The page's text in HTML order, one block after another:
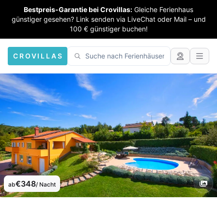
Bestpreis-Garantie bei Crovillas: Gleiche Ferienhaus
günstiger gesehen? Link senden via LiveChat oder Mail – und
100 € günstiger buchen!
CROVILLAS
ab€348/ Nacht